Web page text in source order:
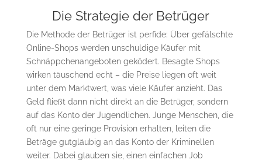
Die Strategie der Betrüger
Die Methode der Betrüger ist perfide: Über gefälschte
Online-Shops werden unschuldige Käufer mit
Schnäppchenangeboten geködert. Besagte Shops
wirken täuschend echt – die Preise liegen oft weit
unter dem Marktwert, was viele Käufer anzieht. Das
Geld fließt dann nicht direkt an die Betrüger, sondern
auf das Konto der Jugendlichen. Junge Menschen, die
oft nur eine geringe Provision erhalten, leiten die
Beträge gutgläubig an das Konto der Kriminellen
weiter. Dabei glauben sie, einen einfachen Job